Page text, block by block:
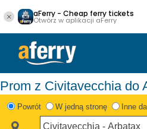
aFerry - Cheap ferry tickets
Otwórz w aplikacji aFerry
Prom z Civitavecchia do
Powrót W jedną stronę Inne